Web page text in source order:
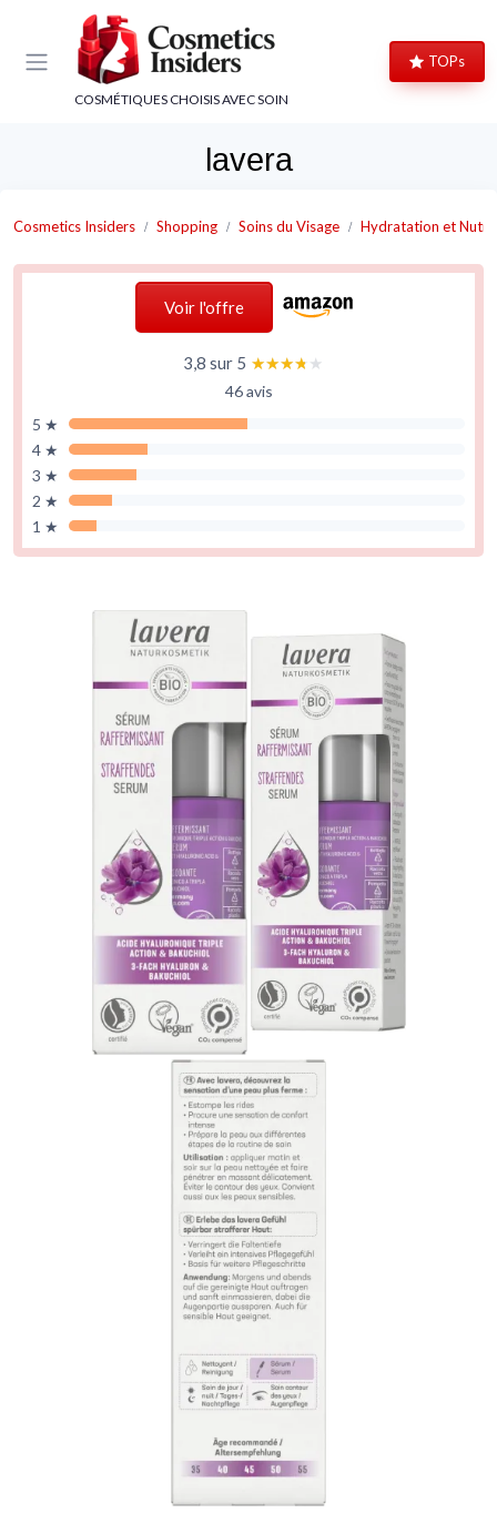
COSMÉTIQUES CHOISIS AVEC SOIN
TOPs
lavera
Cosmetics Insiders Shopping Soins du Visage Hydratation et
Voir l'offre
3,8 sur 5 ★★★★★
★★★★★
46 avis
5 ★
4 ★
3 ★
2 ★
1 ★
Panneau de gestion des cookies